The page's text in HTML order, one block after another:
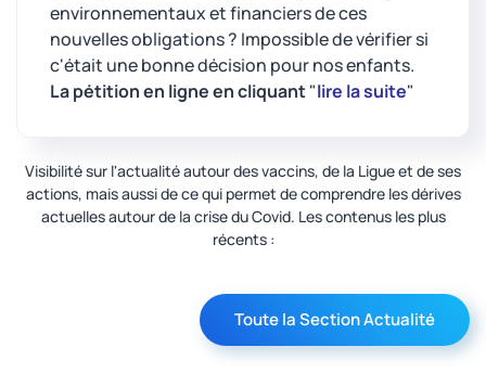
environnementaux et financiers de ces
nouvelles obligations ? Impossible de vérifier si
c'était une bonne décision pour nos enfants.
La pétition en ligne en cliquant"lire la suite"
Visibilité sur l'actualité autour des vaccins, de la Ligue et de ses
actions, mais aussi de ce qui permet de comprendre les dérives
actuelles autour de la crise du Covid. Les contenus les plus
récents :
Toute la Section Actualité